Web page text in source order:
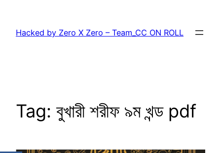
content
Hacked by Zero X Zero – Team_CC ON ROLL
Tag: বুখারী শরীফ ৯ম খন্ড pdf